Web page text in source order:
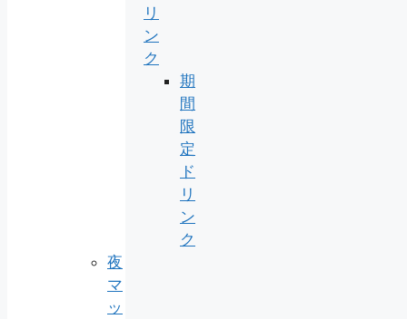
リ
ン
ク
期
間
限
定
ド
リ
ン
ク
夜
マ
ッ